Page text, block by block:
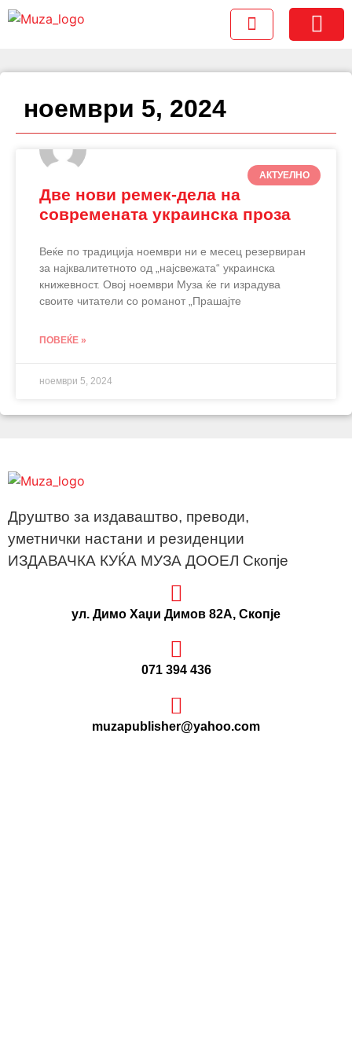
ноември 5, 2024
АКТУЕЛНО
Две нови ремек-дела на
современата украинска проза
Веќе по традиција ноември ни е месец резервиран
за најквалитетното од „најсвежата“ украинска
книжевност. Овој ноември Муза ќе ги израдува
своите читатели со романот „Прашајте
ПОВЕЌЕ »
ноември 5, 2024
Друштво за издаваштво, преводи,
уметнички настани и резиденции
ИЗДАВАЧКА КУЌА МУЗА ДООЕЛ Скопје
ул. Димо Хаџи Димов 82А, Скопје
071 394 436
muzapublisher@yahoo.com